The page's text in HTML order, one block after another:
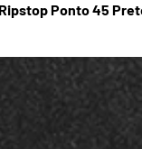
Ponto 45